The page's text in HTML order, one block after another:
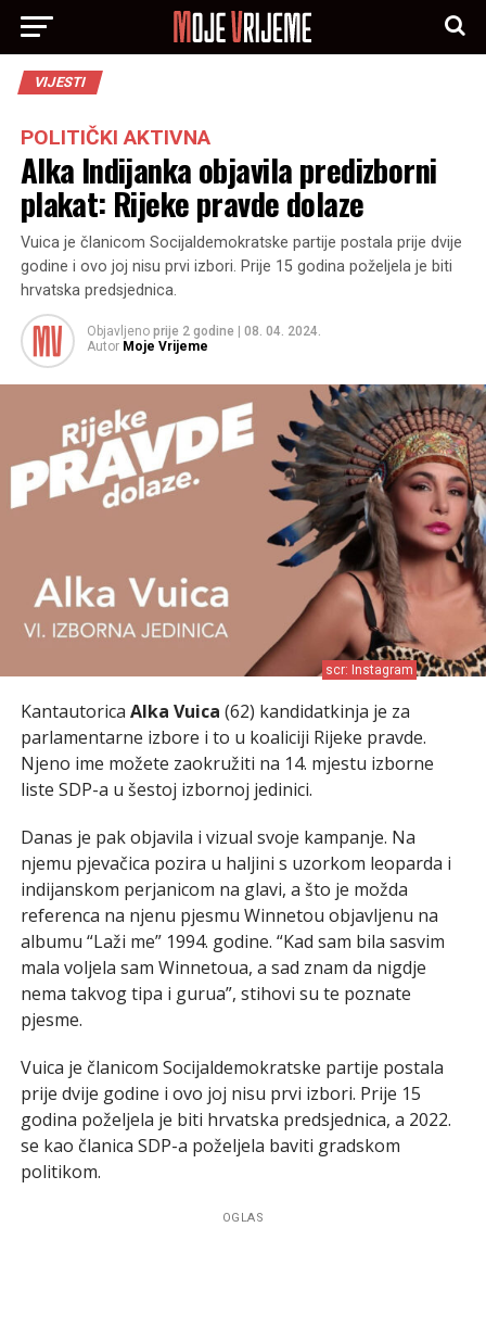
VIJESTI
POLITIČKI AKTIVNA
Alka Indijanka objavila predizborni
plakat: Rijeke pravde dolaze
Vuica je članicom Socijaldemokratske partije postala prije dvije
godine i ovo joj nisu prvi izbori. Prije 15 godina poželjela je biti
hrvatska predsjednica.
Objavljeno prije 2 godine
08. 04. 2024.
Autor Moje Vrijeme
scr: Instagram
Kantautorica Alka Vuica (62) kandidatkinja je za
parlamentarne izbore i to u koaliciji Rijeke pravde.
Njeno ime možete zaokružiti na 14. mjestu izborne
liste SDP-a u šestoj izbornoj jedinici.
Danas je pak objavila i vizual svoje kampanje. Na
njemu pjevačica pozira u haljini s uzorkom leoparda i
indijanskom perjanicom na glavi, a što je možda
referenca na njenu pjesmu Winnetou objavljenu na
albumu “Laži me” 1994. godine. “Kad sam bila sasvim
mala voljela sam Winnetoua, a sad znam da nigdje
nema takvog tipa i gurua”, stihovi su te poznate
pjesme.
Vuica je članicom Socijaldemokratske partije postala
prije dvije godine i ovo joj nisu prvi izbori. Prije 15
godina poželjela je biti hrvatska predsjednica, a 2022.
se kao članica SDP-a poželjela baviti gradskom
politikom.
OGLAS